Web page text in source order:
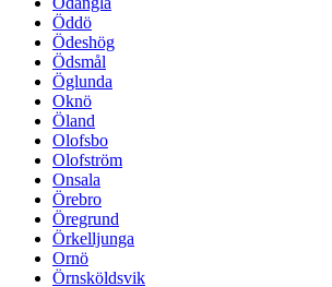
Öddö
Ödeshög
Ödsmål
Öglunda
Oknö
Öland
Olofsbo
Olofström
Onsala
Örebro
Öregrund
Örkelljunga
Ornö
Örnsköldsvik